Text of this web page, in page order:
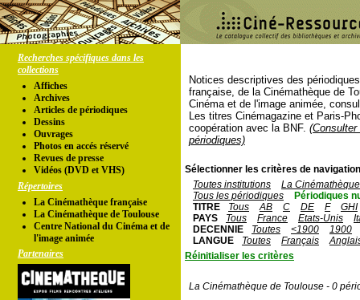
Recherches spécifiques dans les
collections
Affiches
Archives
Articles de périodiques
Dessins
Ouvrages
Photos en accés réservé
Revues de presse
Vidéos (DVD et VHS)
Répertoires
La Cinémathèque française
La Cinémathèque de Toulouse
Centre National du Cinéma et de
l'image animée
Partenaires
Notices descriptives des
française, de la Cinémathèque de
Cinéma et de l'image animée,
Les titres Cinémagazine et Paris-
coopération avec la BNF.
périodiques)
Sélectionner les critères de
Toutes institutions
La
Tous les périodiques
Périodiques
TITRE
Tous AB C DE F
GHI
PAYS
Tous France Etats-Unis
DECENNIE
Toutes <1900
1900
LANGUE
Toutes Français
Réinitialiser les critères
La Cinémathèque de Toulouse - 0